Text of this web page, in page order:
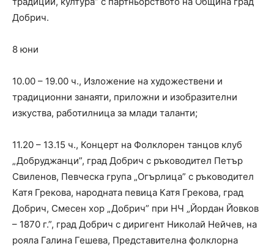
Добрич.
8 юни
10.00 – 19.00 ч., Изложение на художествени и
традиционни занаяти, приложни и изобразителни
изкуства, работилница за млади таланти;
11.20 – 13.15 ч., Концерт на Фолклорен танцов клуб
„Добруджанци”, град Добрич с ръководител Петър
Свиленов, Певческа група „Огърлица” с ръководител
Катя Грекова, народната певица Катя Грекова, град
Добрич, Смесен хор „Добрич” при НЧ „Йордан Йовков
– 1870 г.”, град Добрич с диригент Николай Нейчев, на
рояла Галина Гешева, Представителна фолклорна